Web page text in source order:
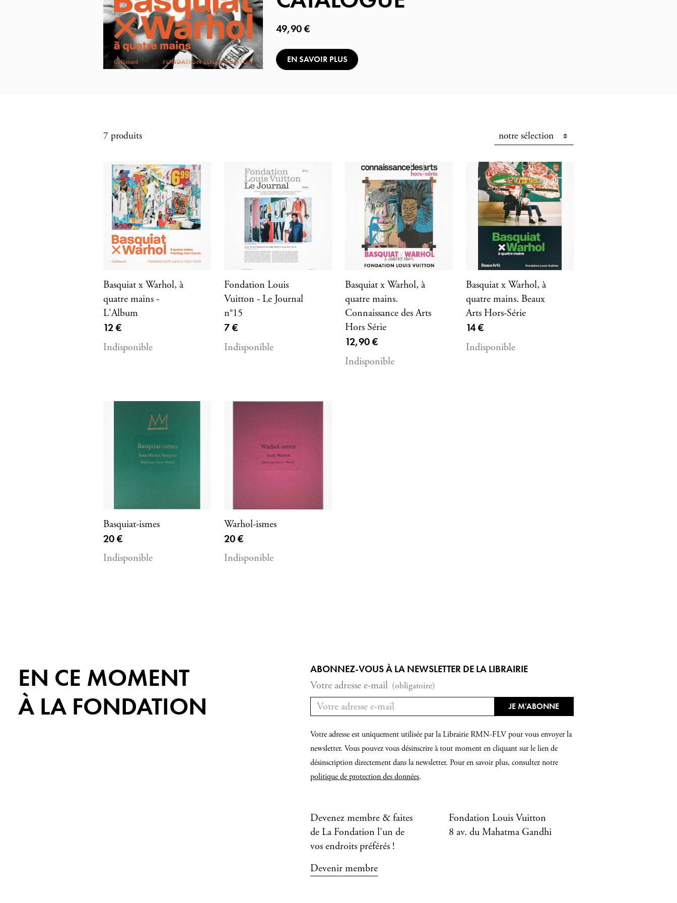
Prix ​​actuel
49,90 €
EN SAVOIR PLUS
7 produits
Basquiat x Warhol, à
quatre mains -
L'Album
Prix ​​actuel
12 €
Indisponible
Fondation Louis
Vuitton - Le Journal
n°15
Prix ​​actuel
7 €
Indisponible
Basquiat x Warhol, à
quatre mains.
Connaissance des Arts
Hors Série
Prix ​​actuel
12,90 €
Indisponible
Basquiat x Warhol, à
quatre mains. Beaux
Arts Hors-Série
Prix ​​actuel
14 €
Indisponible
Basquiat-ismes
Prix ​​actuel
20 €
Indisponible
Warhol-ismes
Prix ​​actuel
20 €
Indisponible
EN CE MOMENT
À LA FONDATION
ABONNEZ-VOUS À LA NEWSLETTER DE LA LIBRAIRIE
Votre adresse e-mail (obligatoire)
Votre adresse est uniquement utilisée par la Librairie RMN-FLV pour vous envoyer la
newsletter. Vous pouvez vous désinscrire à tout moment en cliquant sur le lien de
désinscription directement dans la newsletter. Pour en savoir plus, consultez notre
politique de protection des données.
Devenez membre & faites
de La Fondation l'un de
vos endroits préférés !
Devenir membre
Fondation Louis Vuitton
8 av. du Mahatma Gandhi